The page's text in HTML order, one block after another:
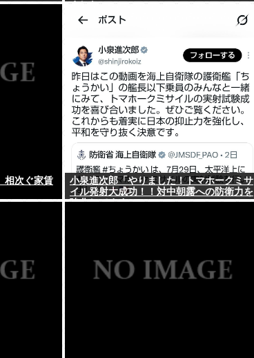
相次ぐ家賃
小泉進次郎「やりました！トマホークミサ
イル発射大成功！！対中朝露への防衛力を
強化してますw」